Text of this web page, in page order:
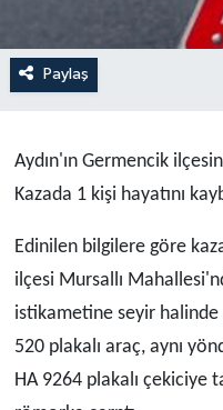
Paylaş
Aydın'ın Germencik
Kazada 1 kişi hayatını
Edinilen bilgilere göre
ilçesi Mursallı
istikametine seyir halinde
520 plakalı araç, aynı
HA 9264 plakalı çekiciye